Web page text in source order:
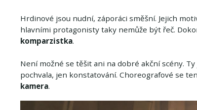
Hrdinové jsou nudní, záporáci směšní. Jejich
hlavními protagonisty taky nemůže být řeč.
komparzistka.
Není možné se těšit ani na dobré akční scény.
pochvala, jen konstatování. Choreografové se
kamera.